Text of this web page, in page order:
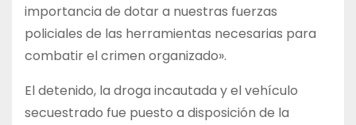
importancia de dotar a nuestras fuerzas
policiales de las herramientas necesarias para
combatir el crimen organizado».
El detenido, la droga incautada y el vehículo
secuestrado fue puesto a disposición de la